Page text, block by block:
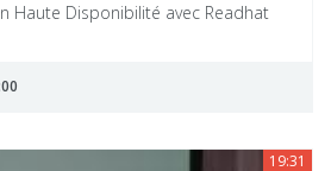
Haute Disponibilité avec Readhat
19:31